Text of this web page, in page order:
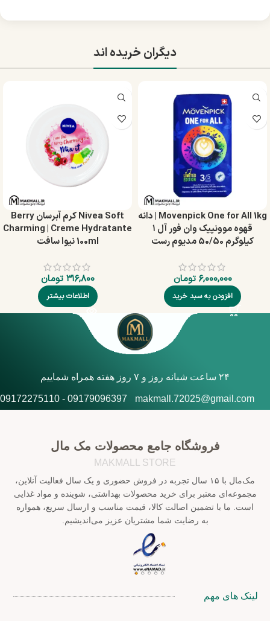
دیگران خریده اند
Movenpick One for All 1kg | دانه
قهوه موونپیک وان فور آل ۱
کیلوگرم 50/50 مدیوم رست
۶,۰۰۰,۰۰۰ تومان
افزودن به سبد خرید
Nivea Soft کرم آبرسان Berry
Charming | Creme Hydratante
100ml نیوا سافت
۳۱۶,۸۰۰ تومان
اطلاعات بیشتر
۲۴ ساعت شبانه روز و ۷ روز هفته همراه شماییم
makmall.72025@gmail.com
09179096397 - 09172275110
فروشگاه جامع محصولات مک مال
MAKMALL STORE
مک‌مال با ۱۵ سال تجربه در فروش حضوری و یک سال فعالیت آنلاین،
مجموعه‌ای معتبر برای خرید محصولات بهداشتی، شوینده و مواد غذایی
است. ما با تضمین اصالت کالا، قیمت مناسب و ارسال سریع، همواره
به رضایت شما مشتریان عزیز می‌اندیشیم.
لینک های مهم